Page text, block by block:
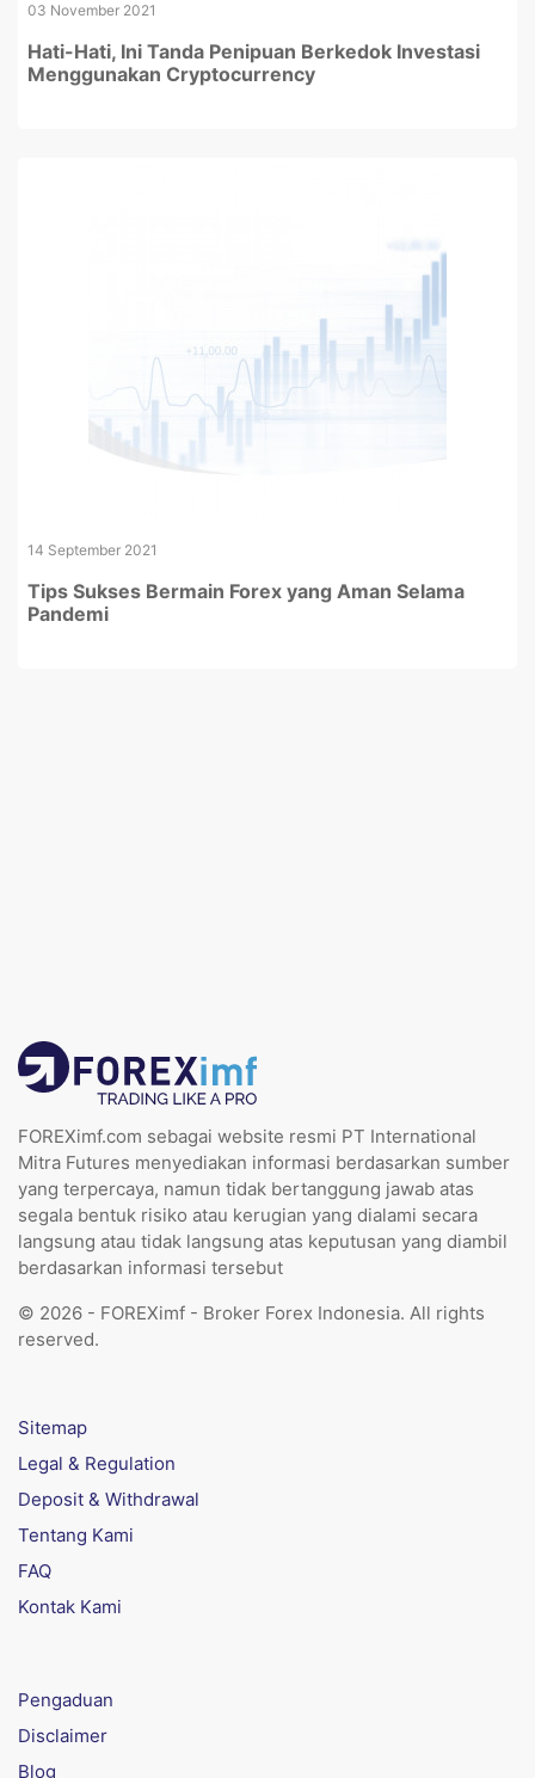
03 November 2021
Hati-Hati, Ini Tanda Penipuan Berkedok Investasi
Menggunakan Cryptocurrency
14 September 2021
Tips Sukses Bermain Forex yang Aman Selama
Pandemi
FOREXimf.com sebagai website resmi PT International
Mitra Futures menyediakan informasi berdasarkan sumber
yang terpercaya, namun tidak bertanggung jawab atas
segala bentuk risiko atau kerugian yang dialami secara
langsung atau tidak langsung atas keputusan yang diambil
berdasarkan informasi tersebut
© 2026 - FOREXimf - Broker Forex Indonesia. All rights
reserved.
Sitemap
Legal & Regulation
Deposit & Withdrawal
Tentang Kami
FAQ
Kontak Kami
Pengaduan
Disclaimer
Blog